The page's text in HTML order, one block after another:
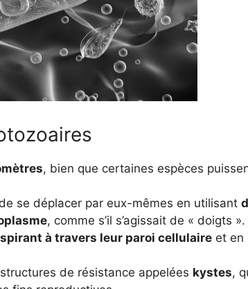
, bien que certaines espèces
se déplacer par eux-mêmes en utilisant
, comme s’il s’agissait de « doigts ».
à travers leur paroi cellulaire et en
de résistance appelées kystes,